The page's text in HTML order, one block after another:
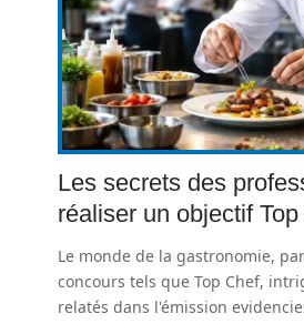
Les secrets des
réaliser un objectif
Le monde de la gastronomie,
concours tels que Top Chef,
relatés dans l'émission